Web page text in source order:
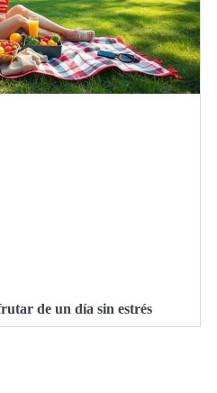
de un día sin estrés